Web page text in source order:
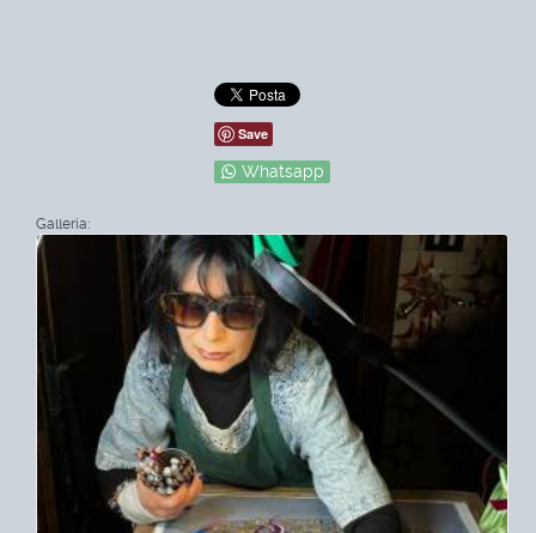
Save
Whatsapp
Galleria: